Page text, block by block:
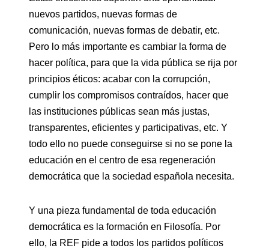
nuevos partidos, nuevas formas de
comunicación, nuevas formas de debatir, etc.
Pero lo más importante es cambiar la forma de
hacer política, para que la vida pública se rija por
principios éticos: acabar con la corrupción,
cumplir los compromisos contraídos, hacer que
las instituciones públicas sean más justas,
transparentes, eficientes y participativas, etc. Y
todo ello no puede conseguirse si no se pone la
educación en el centro de esa regeneración
democrática que la sociedad española necesita.
Y una pieza fundamental de toda educación
democrática es la formación en Filosofía. Por
ello, la REF pide a todos los partidos políticos